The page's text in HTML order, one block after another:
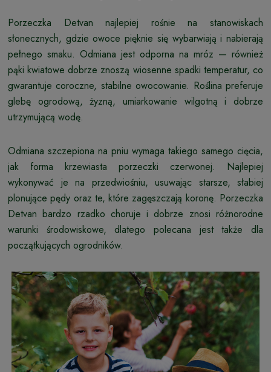
Porzeczka Detvan najlepiej rośnie na stanowiskach
słonecznych, gdzie owoce pięknie się wybarwiają i nabierają
pełnego smaku. Odmiana jest odporna na mróz — również
pąki kwiatowe dobrze znoszą wiosenne spadki temperatur, co
gwarantuje coroczne, stabilne owocowanie. Roślina preferuje
glebę ogrodową, żyzną, umiarkowanie wilgotną i dobrze
utrzymującą wodę.
Odmiana szczepiona na pniu wymaga takiego samego cięcia,
jak forma krzewiasta porzeczki czerwonej. Najlepiej
wykonywać je na przedwiośniu, usuwając starsze, słabiej
plonujące pędy oraz te, które zagęszczają koronę. Porzeczka
Detvan bardzo rzadko choruje i dobrze znosi różnorodne
warunki środowiskowe, dlatego polecana jest także dla
początkujących ogrodników.